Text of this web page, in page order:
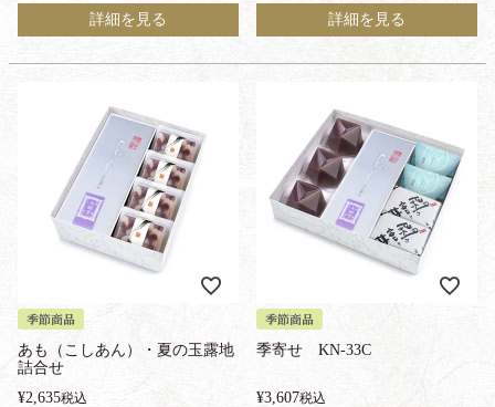
詳細を見る 詳細を見る
季節商品
あも（こしあん）・夏の玉露地
詰合せ
¥2,635税込
季節商品
季寄せ KN-33C
¥3,607税込